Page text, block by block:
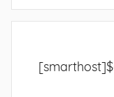
航